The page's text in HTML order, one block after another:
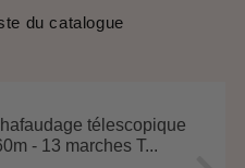
du catalogue
télescopique
- 13 marches T...